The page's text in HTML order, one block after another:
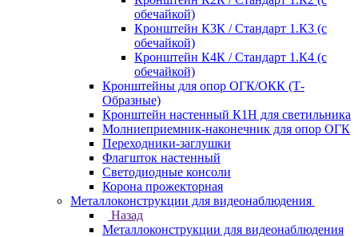
обечайкой)
Кронштейн К3К / Стандарт 1.К3 (с
обечайкой)
Кронштейн К4К / Стандарт 1.К4 (с
обечайкой)
Кронштейны для опор ОГК/ОКК (Т-
Образные)
Кронштейн настенный К1Н для светильника
Молниеприемник-наконечник для опор ОГК
Переходники-заглушки
Флагшток настенный
Светодиодные консоли
Корона прожекторная
Металлоконструкции для видеонаблюдения
Назад
Металлоконструкции для видеонаблюдения